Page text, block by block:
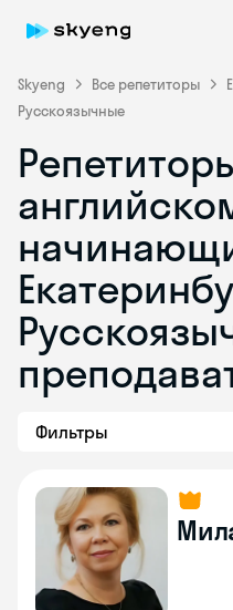
Skyeng Все репетиторы
Русскоязычные
Фильтры
Skyeng Chat